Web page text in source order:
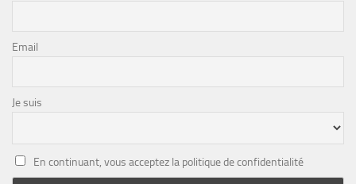
Email
Je suis
En continuant, vous acceptez la politique de confidentialité